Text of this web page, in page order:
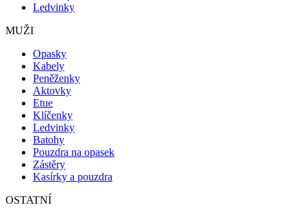
Ledvinky
MUŽI
Opasky
Kabely
Peněženky
Aktovky
Etue
Klíčenky
Ledvinky
Batohy
Pouzdra na opasek
Zástěry
Kasírky a pouzdra
OSTATNÍ